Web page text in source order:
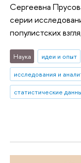
Сергеевна
серии
популистских
Наука идеи и опыт
исследования и
статистические